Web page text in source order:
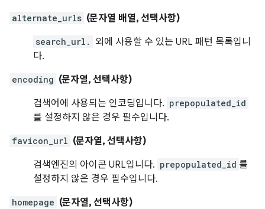
alternate_urls (문자열 배열, 선택사항)
search_url.
외에 사용할 수 있는 URL 패턴 목록입니
다.
encoding (문자열, 선택사항)
검색어에 사용되는 인코딩입니다. prepopulated_id
를 설정하지 않은 경우 필수입니다.
favicon_url (문자열, 선택사항)
검색엔진의 아이콘 URL입니다. prepopulated_id 를
설정하지 않은 경우 필수입니다.
homepage (문자열, 선택사항)